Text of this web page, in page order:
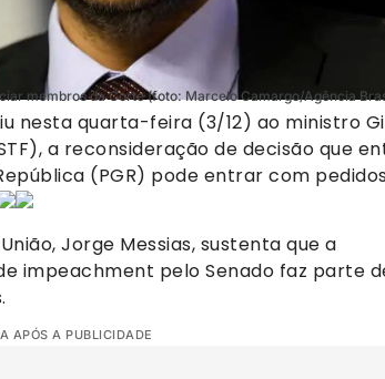
membros da Corte (foto: Marcelo Camargo/Agência
nesta quarta-feira (3/12) ao ministro
a reconsideração de decisão que
(PGR) pode entrar com
Jorge Messias, sustenta que a
impeachment pelo Senado faz parte
APÓS A PUBLICIDADE